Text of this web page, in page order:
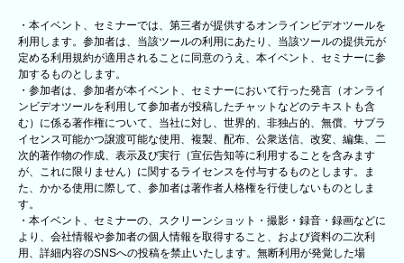
・本イベント、セミナーでは、第三者が提供するオンラインビデオツールを
利用します。参加者は、当該ツールの利用にあたり、当該ツールの提供元が
定める利用規約が適用されることに同意のうえ、本イベント、セミナーに参
加するものとします。
・参加者は、参加者が本イベント、セミナーにおいて行った発言（オンライ
ンビデオツールを利用して参加者が投稿したチャットなどのテキストも含
む）に係る著作権について、当社に対し、世界的、非独占的、無償、サブラ
イセンス可能かつ譲渡可能な使用、複製、配布、公衆送信、改変、編集、二
次的著作物の作成、表示及び実行（宣伝告知等に利用することを含みます
が、これに限りません）に関するライセンスを付与するものとします。ま
た、かかる使用に際して、参加者は著作者人格権を行使しないものとしま
す。
・本イベント、セミナーの、スクリーンショット・撮影・録音・録画などに
より、会社情報や参加者の個人情報を取得すること、および資料の二次利
用、詳細内容のSNSへの投稿を禁止いたします。無断利用が発覚した場